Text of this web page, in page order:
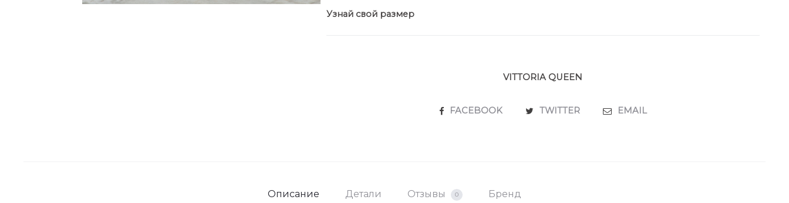
Узнай свой размер
VITTORIA QUEEN
SHARE
FACEBOOK TWITTER EMAIL
Описание Детали Отзывы 0 Бренд